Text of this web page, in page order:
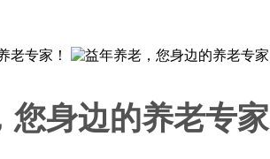
您身边的养老专家